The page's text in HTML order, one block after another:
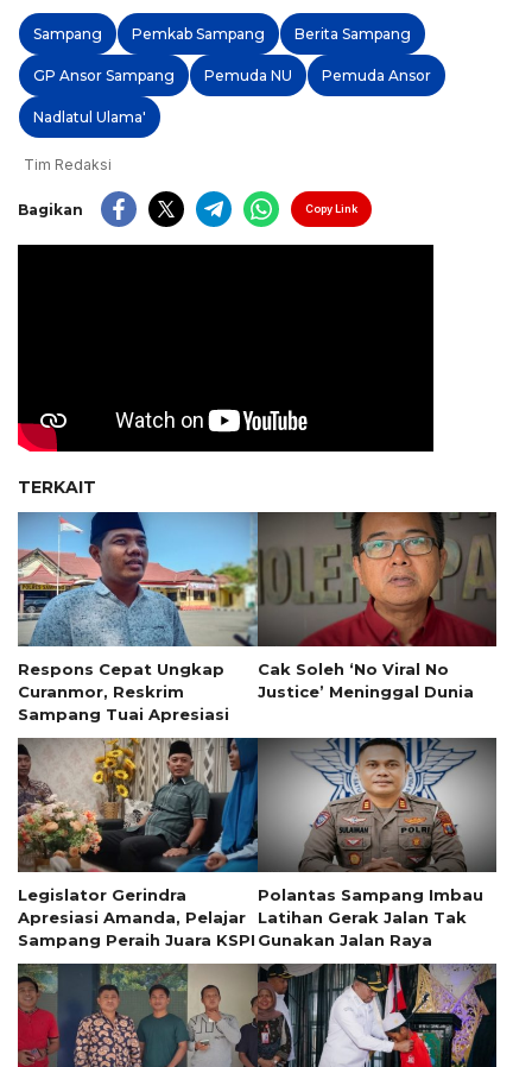
Sampang Pemkab Sampang Berita Sampang
GP Ansor Sampang Pemuda NU Pemuda Ansor
Nadlatul Ulama'
Tim Redaksi
Bagikan Copy Link
TERKAIT
Respons Cepat Ungkap
Curanmor, Reskrim
Sampang Tuai Apresiasi
Cak Soleh ‘No Viral No
Justice’ Meninggal Dunia
Legislator Gerindra
Apresiasi Amanda, Pelajar
Sampang Peraih Juara KSPI
Polantas Sampang Imbau
Latihan Gerak Jalan Tak
Gunakan Jalan Raya